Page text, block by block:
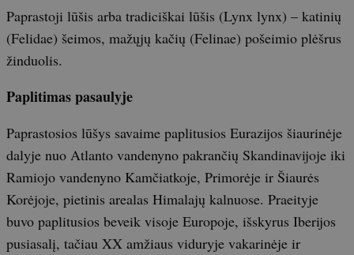
Paprastoji lūšis arba tradiciškai lūšis (Lynx lynx) – katinių
(Felidae) šeimos, mažųjų kačių (Felinae) pošeimio plėšrus
žinduolis.
Paplitimas pasaulyje
Paprastosios lūšys savaime paplitusios Eurazijos šiaurinėje
dalyje nuo Atlanto vandenyno pakrančių Skandinavijoje iki
Ramiojo vandenyno Kamčiatkoje, Primorėje ir Šiaurės
Korėjoje, pietinis arealas Himalajų kalnuose. Praeityje
buvo paplitusios beveik visoje Europoje, išskyrus Iberijos
pusiasalį, tačiau XX amžiaus viduryje vakarinėje ir